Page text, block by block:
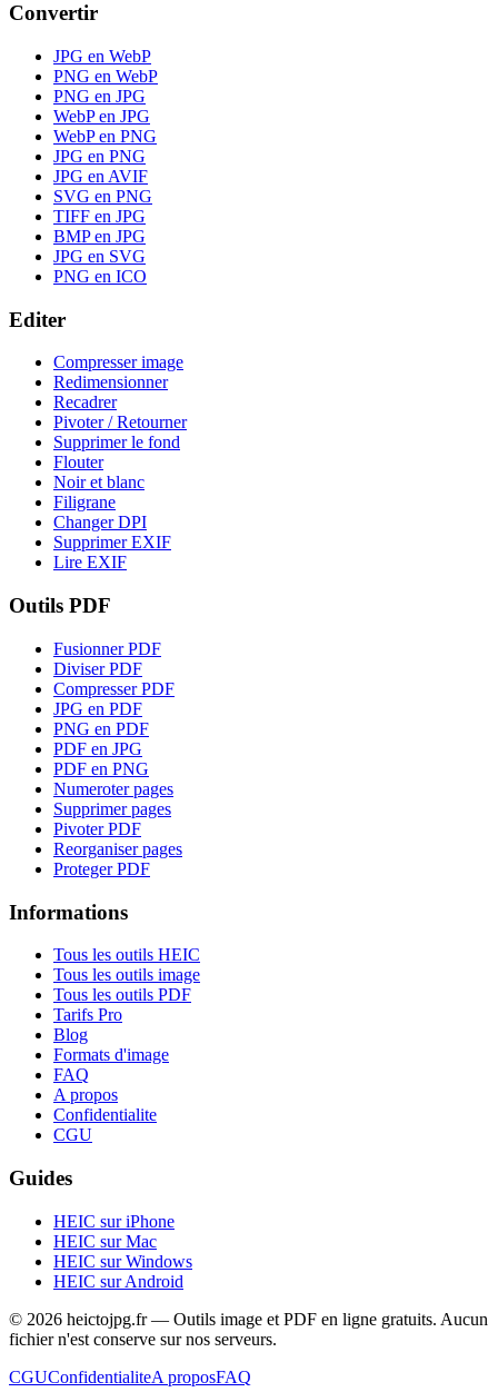
Convertir
JPG en WebP
PNG en WebP
PNG en JPG
WebP en JPG
WebP en PNG
JPG en PNG
JPG en AVIF
SVG en PNG
TIFF en JPG
BMP en JPG
JPG en SVG
PNG en ICO
Editer
Compresser image
Redimensionner
Recadrer
Pivoter / Retourner
Supprimer le fond
Flouter
Noir et blanc
Filigrane
Changer DPI
Supprimer EXIF
Lire EXIF
Outils PDF
Fusionner PDF
Diviser PDF
Compresser PDF
JPG en PDF
PNG en PDF
PDF en JPG
PDF en PNG
Numeroter pages
Supprimer pages
Pivoter PDF
Reorganiser pages
Proteger PDF
Informations
Tous les outils HEIC
Tous les outils image
Tous les outils PDF
Tarifs Pro
Blog
Formats d'image
FAQ
A propos
Confidentialite
CGU
Guides
HEIC sur iPhone
HEIC sur Mac
HEIC sur Windows
HEIC sur Android
© 2026 heictojpg.fr — Outils image et PDF en ligne gratuits. Aucun
fichier n'est conserve sur nos serveurs.
CGUConfidentialiteA proposFAQ